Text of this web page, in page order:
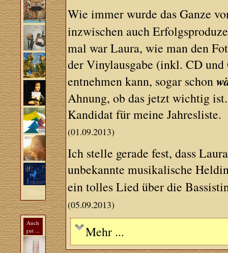
Oben
Auch
gut ...
Wie immer wurde das Ganze
inzwischen auch
mal war Laura, wie man den
der Vinylausgabe (inkl. CD
entnehmen kann, sogar schon
Ahnung, ob das jetzt wichtig
Kandidat für meine Jahresliste.
(01.09.2013)
Ich stelle gerade fest, dass
unbekannte musikalische
ein tolles Lied über die
(05.09.2013)
Mehr ...